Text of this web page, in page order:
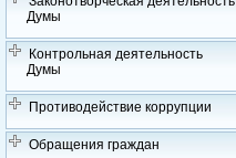
Думы
Контрольная деятельность
Думы
Противодействие коррупции
Обращения граждан